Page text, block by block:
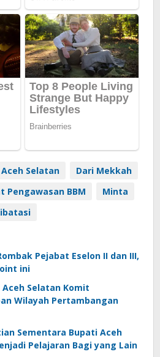
Selatan
Dari Mekkah
Pengawasan BBM
Minta
Pejabat Eselon II dan III,
ini
Aceh Selatan Komit
Wilayah Pertambangan
Sementara Bupati Aceh
Pelajaran Bagi yang Lain